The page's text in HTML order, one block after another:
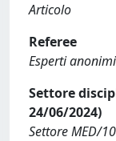
Articolo
Referee
Esperti anonimi
Settore
24/06/2024)
Settore MED/10